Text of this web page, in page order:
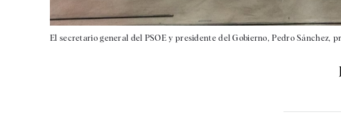
El secretario general del PSOE y presidente del Gobierno, Pedro